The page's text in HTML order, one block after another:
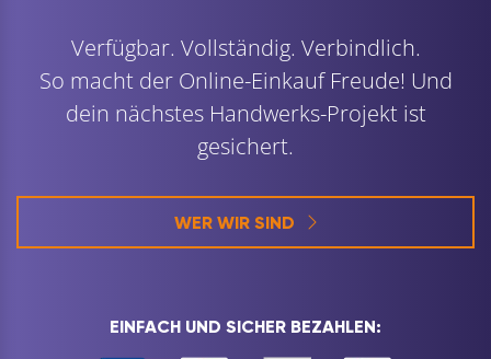
Verfügbar. Vollständig. Verbindlich.
So macht der Online-Einkauf Freude! Und
dein nächstes Handwerks-Projekt ist
gesichert.
WER WIR SIND
EINFACH UND SICHER BEZAHLEN: